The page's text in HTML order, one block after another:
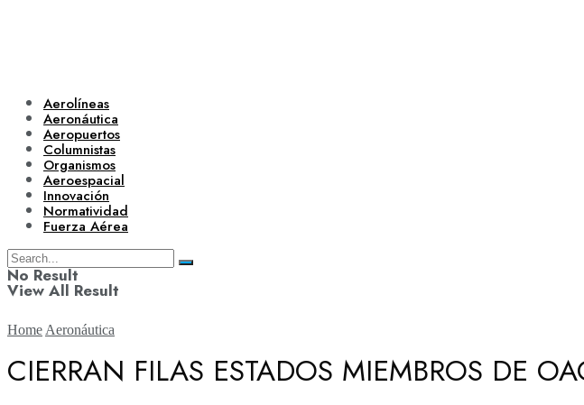
Aerolíneas
Aeronáutica
Aeropuertos
Columnistas
Organismos
Aeroespacial
Innovación
Normatividad
Fuerza Aérea
No Result
View All Result
Home Aeronáutica
CIERRAN FILAS ESTADOS MIEMBROS DE